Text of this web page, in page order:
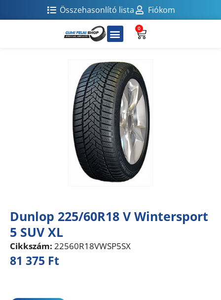
Összehasonlító lista Fiókom
0
Dunlop 225/60R18 V Wintersport
5 SUV XL
Cikkszám: 22560R18VWSP5SX
81 375 Ft